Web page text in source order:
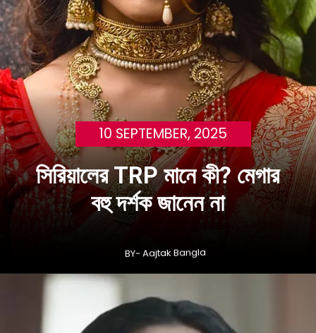
BY- Aajtak Bangla
সিরিয়ালের TRP মানে কী? মেগার
বহু দর্শক জানেন না
10 SEPTEMBER, 2025